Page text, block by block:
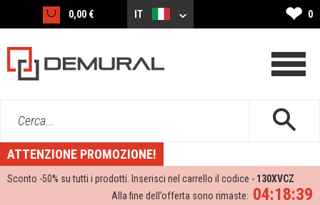
0,00 € IT ❤ 0
Cerca...
ATTENZIONE PROMOZIONE!
Sconto -50% su tutti i prodotti. Inserisci nel carrello il codice - 130XVCZ
04:18:39
Alla fine dell’offerta sono rimaste: